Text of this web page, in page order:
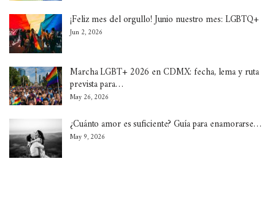
¡Feliz mes del orgullo! Junio nuestro mes: LGBTQ+
Jun 2, 2026
Marcha LGBT+ 2026 en CDMX: fecha, lema y ruta
prevista para…
May 26, 2026
¿Cuánto amor es suficiente? Guía para enamorarse…
May 9, 2026